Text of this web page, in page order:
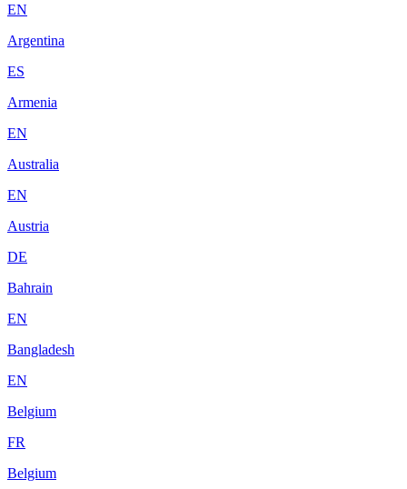
EN
Argentina
ES
Armenia
EN
Australia
EN
Austria
DE
Bahrain
EN
Bangladesh
EN
Belgium
FR
Belgium